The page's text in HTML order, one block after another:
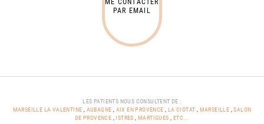
ME CONTACTER
PAR EMAIL
LES PATIENTS NOUS CONSULTENT DE :
MARSEILLE LA VALENTINE
AUBAGNE AIX EN PROVENCE LA CIOTAT MARSEILLE ,SALON
DE PROVENCE ,ISTRES MARTIGUES ETC...